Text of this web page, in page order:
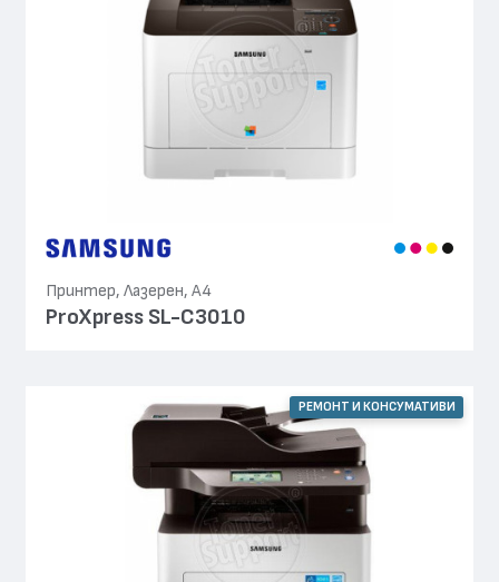
Принтер, Лазерен, А4
ProXpress SL-C3010
РЕМОНТ И КОНСУМАТИВИ